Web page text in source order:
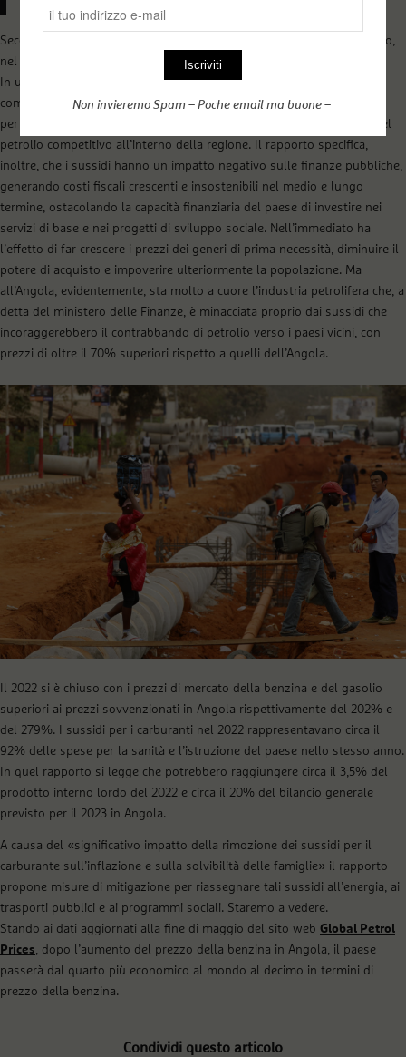
problemi del paese».
Secondo il ministro, le spese per i sussidi al carburante ammontavano,
nel 2022, a 3,8 miliardi di dollari.
In un documento del ministero delle Finanze si legge che con la
completa rimozione dei sussidi – dovrebbe concludersi entro il 2025 –
per il gasolio e la benzina, l’Angola manterrà comunque un prezzo del
petrolio competitivo all’interno della regione. Il rapporto specifica,
inoltre, che i sussidi hanno un impatto negativo sulle finanze pubbliche,
generando costi fiscali crescenti e insostenibili nel medio e lungo
termine, ostacolando la capacità finanziaria del paese di investire nei
servizi di base e nei progetti di sviluppo sociale. Nell’immediato ha
l’effetto di far crescere i prezzi dei generi di prima necessità, diminuire il
potere di acquisto e impoverire ulteriormente la popolazione. Ma
all’Angola, evidentemente, sta molto a cuore l’industria petrolifera che, a
detta del ministero delle Finanze, è minacciata proprio dai sussidi che
incoraggerebbero il contrabbando di petrolio verso i paesi vicini, con
prezzi di oltre il 70% superiori rispetto a quelli dell’Angola.
Il 2022 si è chiuso con i prezzi di mercato della benzina e del gasolio
superiori ai prezzi sovvenzionati in Angola rispettivamente del 202% e
del 279%. I sussidi per i carburanti nel 2022 rappresentavano circa il
92% delle spese per la sanità e l’istruzione del paese nello stesso anno.
In quel rapporto si legge che potrebbero raggiungere circa il 3,5% del
prodotto interno lordo del 2022 e circa il 20% del bilancio generale
previsto per il 2023 in Angola.
A causa del «significativo impatto della rimozione dei sussidi per il
carburante sull’inflazione e sulla solvibilità delle famiglie» il rapporto
propone misure di mitigazione per riassegnare tali sussidi all’energia, ai
trasporti pubblici e ai programmi sociali. Staremo a vedere.
Stando ai dati aggiornati alla fine di maggio del sito web Global Petrol
Prices, dopo l’aumento del prezzo della benzina in Angola, il paese
passerà dal quarto più economico al mondo al decimo in termini di
prezzo della benzina.
Condividi questo articolo
Non invieremo Spam – Poche email ma buone –